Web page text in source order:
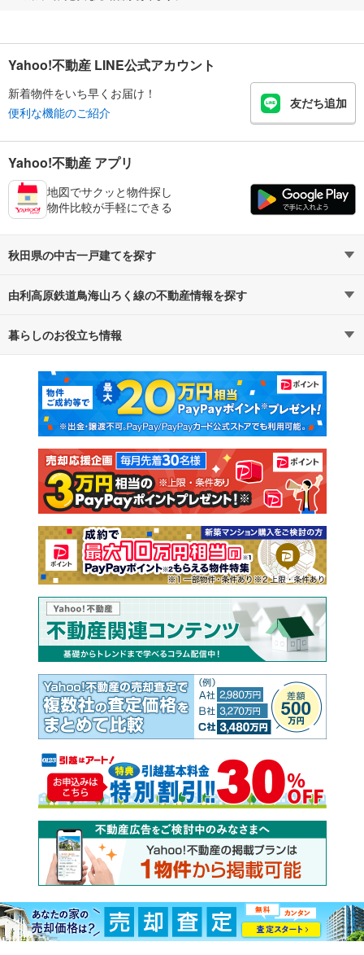
Yahoo!不動産 LINE公式アカウント
新着物件をいち早くお届け！
便利な機能のご紹介
友だち追加
Yahoo!不動産 アプリ
地図でサクッと物件探し
物件比較が手軽にできる
秋田県の中古一戸建てを探す
路線・駅から探す 地域から探す
通勤・通学時間から探す
由利高原鉄道鳥海山ろく線の不動産情報を探す
不動産・住宅
新築マンション 中古マンション
新築一戸建て 中古一戸建て
注文住宅 土地
売却査定
暮らしのお役立ち情報
マンションカタログ 教えて！住まいの先生